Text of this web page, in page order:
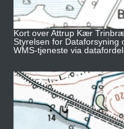
Kort over Attrup Kær
Styrelsen for Dataforsyning
WMS-tjeneste via